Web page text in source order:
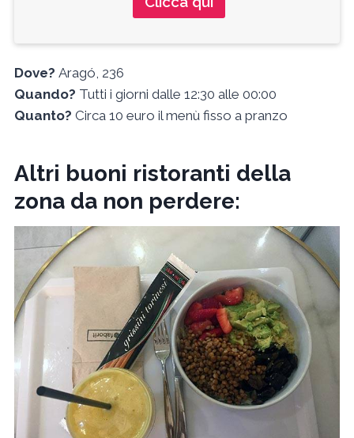
Dove? Aragó, 236
Quando? Tutti i giorni dalle 12:30 alle 00:00
Quanto? Circa 10 euro il menù fisso a pranzo
Altri buoni ristoranti della
zona da non perdere: